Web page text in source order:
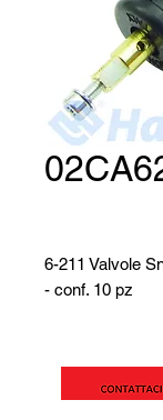
6-211 Valvole
- conf. 10 pz